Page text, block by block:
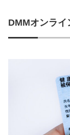
DMMオンライ